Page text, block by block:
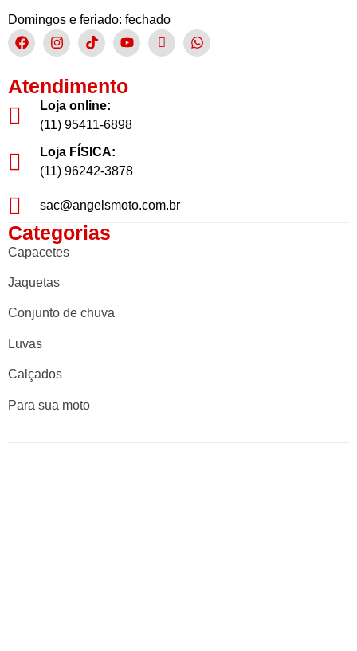
Domingos e feriado: fechado
Atendimento
Loja online:
(11) 95411-6898
Loja FÍSICA:
(11) 96242-3878
sac@angelsmoto.com.br
Categorias
Capacetes
Jaquetas
Conjunto de chuva
Luvas
Calçados
Para sua moto